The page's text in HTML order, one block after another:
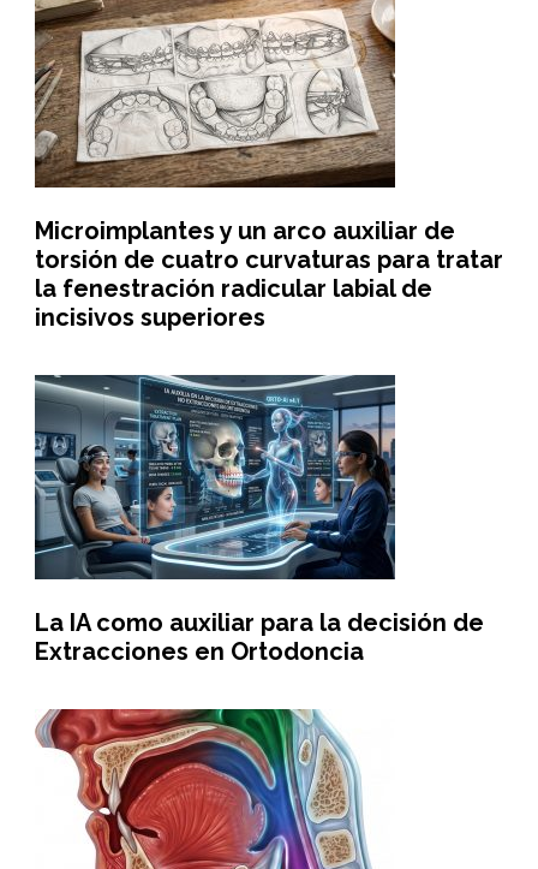
Microimplantes y un arco auxiliar de
torsión de cuatro curvaturas para tratar
la fenestración radicular labial de
incisivos superiores
La IA como auxiliar para la decisión de
Extracciones en Ortodoncia